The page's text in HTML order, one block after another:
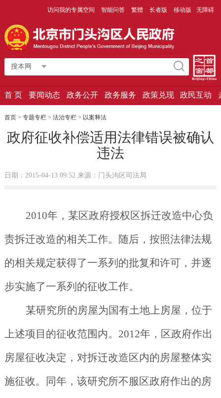
访问我的专属空间 智能问答 繁體 长者版 移动版 无障碍
搜本网
首 页 要闻动态 政务公开 政务服务 政策兑现 政民互动
首页> 专题专栏> 法治专栏> 以案释法
政府征收补偿适用法律错误被确认
违法
日期：2015-04-13 09:52 来源：门头沟区司法局
2010年，某区政府授权区拆迁改造中心负
责拆迁改造的相关工作。随后，按照法律法规
的相关规定获得了一系列的批复和许可，并逐
步实施了一系列的征收工作。
某研究所的房屋为国有土地上房屋，位于
上述项目的征收范围内。 2012年，区政府作出
房屋征收决定，对拆迁改造区内的房屋整体实
施征收。同年，该研究所不服区政府作出的房